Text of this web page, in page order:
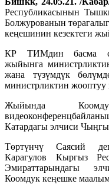
Республикасынын
Болжурованын
кеңешинин кезектеги
КР ТИМдин басма
жыйынга
жана түзүмдүк
министрликтин
Жыйында
Катардагы элчиси
Төртүнчү Саясий
Карагулов Кыргыз
Эмираттарындагы
Коомдук кеңешке